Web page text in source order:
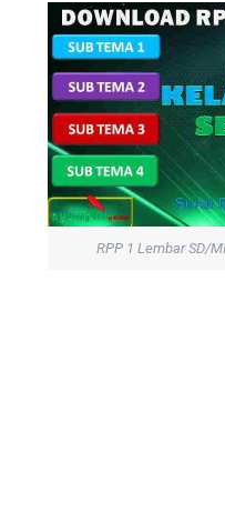
RPP 1 Lembar SD/